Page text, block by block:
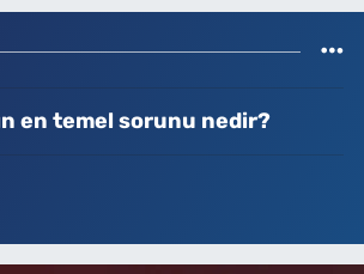
en temel sorunu nedir?